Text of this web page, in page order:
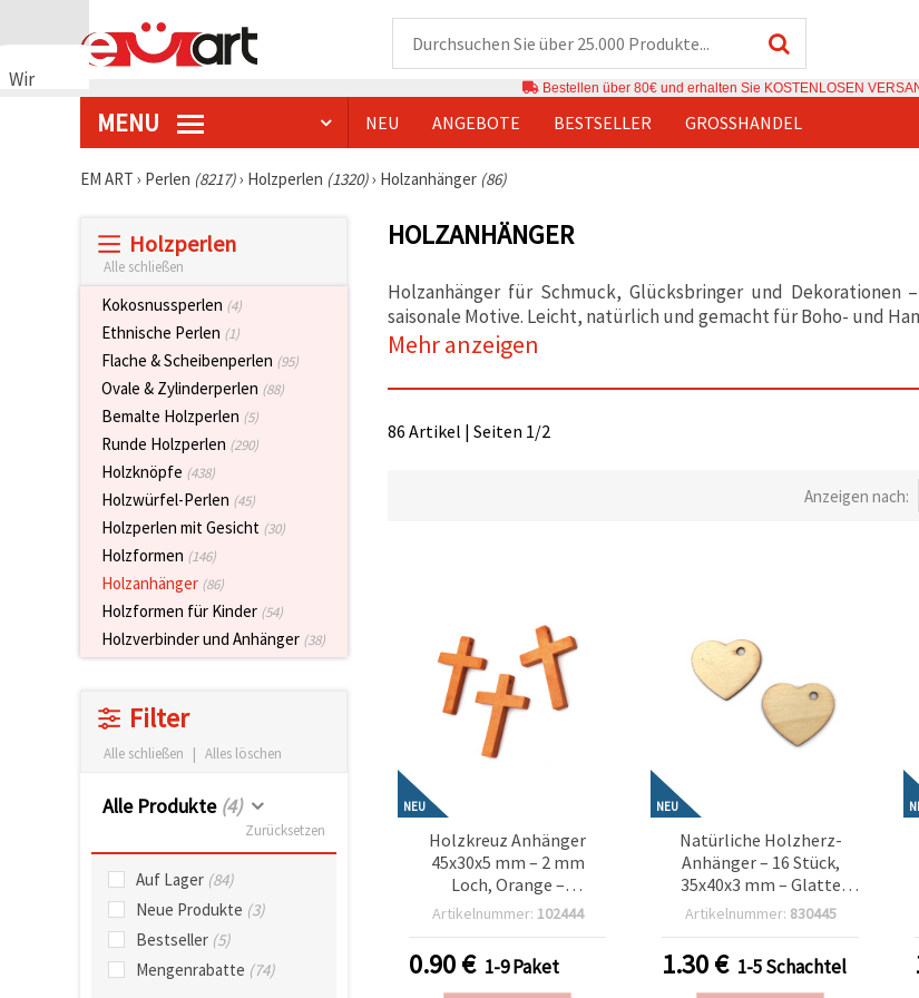
Wir
verwenden
ordnungsgemäße
Nutzungserlebnis
Unterstützung
Bestellen über 80€ und erhalten Sie KOSTENLOSEN
MENU NEU ANGEBOTE BESTSELLER GROSSHANDEL
EM ART › Perlen (8217)› Holzperlen (1320)› Holzanhänger (86)
Holzperlen
Alle schließen
Kokosnussperlen (4)
Ethnische Perlen (1)
Flache & Scheibenperlen (95)
Ovale & Zylinderperlen (88)
Bemalte Holzperlen (5)
Runde Holzperlen (290)
Holzknöpfe (438)
Holzwürfel-Perlen (45)
Holzperlen mit Gesicht (30)
Holzformen (146)
Holzanhänger (86)
Holzformen für Kinder (54)
Holzverbinder und Anhänger (38)
Filter
Alle schließen | Alles löschen
Alle Produkte (4)
Zurücksetzen
Auf Lager (84)
Neue Produkte (3)
Bestseller (5)
Mengenrabatte (74)
HOLZANHÄNGER
Holzanhänger für Schmuck, Glücksbringer und
saisonale Motive. Leicht, natürlich und gemacht für Boho- und
Mehr anzeigen
86 Artikel | Seiten 1/2
Anzeigen nach:
NEU
Holzkreuz Anhänger
45x30x5 mm – 2 mm
Loch, Orange –
Bastelzubehör, 5er Pack
Artikelnummer: 102444
0.90€ 1-9 Paket
NEU
Natürliche Holzherz-
Anhänger – 16 Stück,
35x40x3 mm – Glatte
Oberfläche & elegantes
Schmuck basteln,
Dekorieren,
Artikelnummer: 830445
1.30€ 1-5 Schachtel